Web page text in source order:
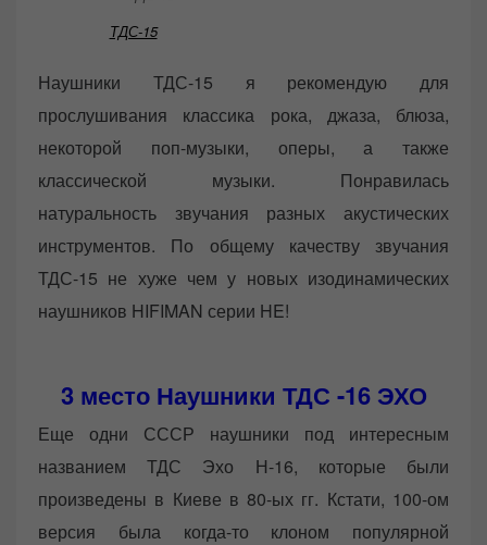
ТДС-15
Наушники ТДС-15 я рекомендую для
прослушивания классика рока, джаза, блюза,
некоторой поп-музыки, оперы, а также
классической музыки. Понравилась
натуральность звучания разных акустических
инструментов. По общему качеству звучания
ТДС-15 не хуже чем у новых изодинамических
наушников HIFIMAN серии HE!
3 место Наушники ТДС -16 ЭХО
Еще одни СССР наушники под интересным
названием ТДС Эхо Н-16, которые были
произведены в Киеве в 80-ых гг. Кстати, 100-ом
версия была когда-то клоном популярной